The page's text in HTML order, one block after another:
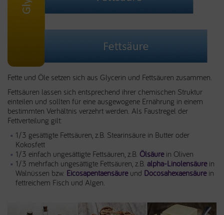
Fette und Öle setzen sich aus Glycerin und Fettsäuren zusammen.
Fettsäuren lassen sich entsprechend ihrer chemischen Struktur
einteilen und sollten für eine ausgewogene Ernährung in einem
bestimmten Verhältnis verzehrt werden. Als Faustregel der
Fettverteilung gilt:
1/3 gesättigte Fettsäuren, z.B. Stearinsäure in Butter oder
Kokosfett
1/3 einfach ungesättigte Fettsäuren, z.B. Ölsäure in Oliven
1/3 mehrfach ungesättigte Fettsäuren, z.B. alpha-Linolensäurein
Walnüssen bzw. Eicosapentaensäure und Docosahexaensäure in
fettreichem Fisch und Algen.